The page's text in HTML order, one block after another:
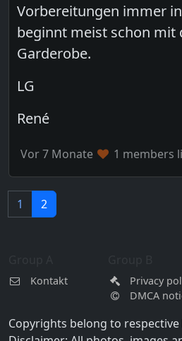
Vorbereitungen immer
beginnt meist schon mit
Garderobe.
LG
René
Vor 7 Monate 1 members
1 2
Kontakt
Privacy
DMCA
Copyrights belong to